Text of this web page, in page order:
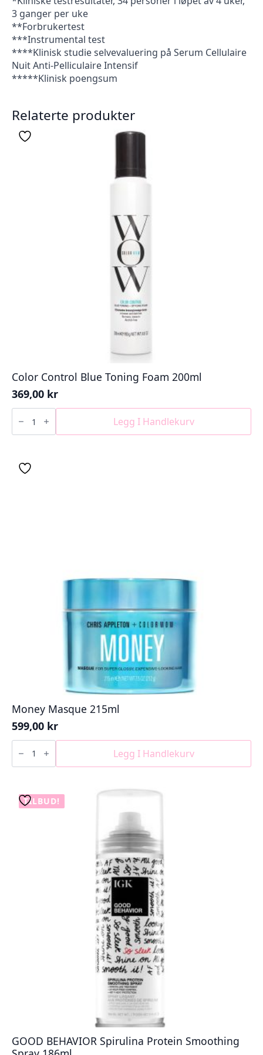
3 ganger per uke
**Forbrukertest
***Instrumental test
****Klinisk studie selvevaluering på Serum Cellulaire
Nuit Anti-Pelliculaire Intensif
*****Klinisk poengsum
Relaterte produkter
Color Control Blue Toning Foam 200ml
369,00 kr
Color
Control
Toning
antall
Legg I Handlekurv
Money Masque 215ml
599,00 kr
Money
Masque
215ml
antall
Legg I Handlekurv
TILBUD!
GOOD BEHAVIOR Spirulina Protein Smoothing